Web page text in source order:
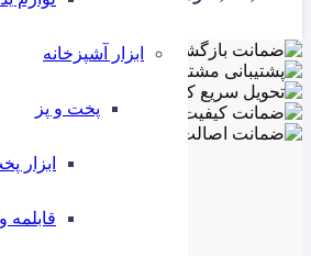
ابزار آشپزخانه
پخت و پز
ابزار
قابلمه